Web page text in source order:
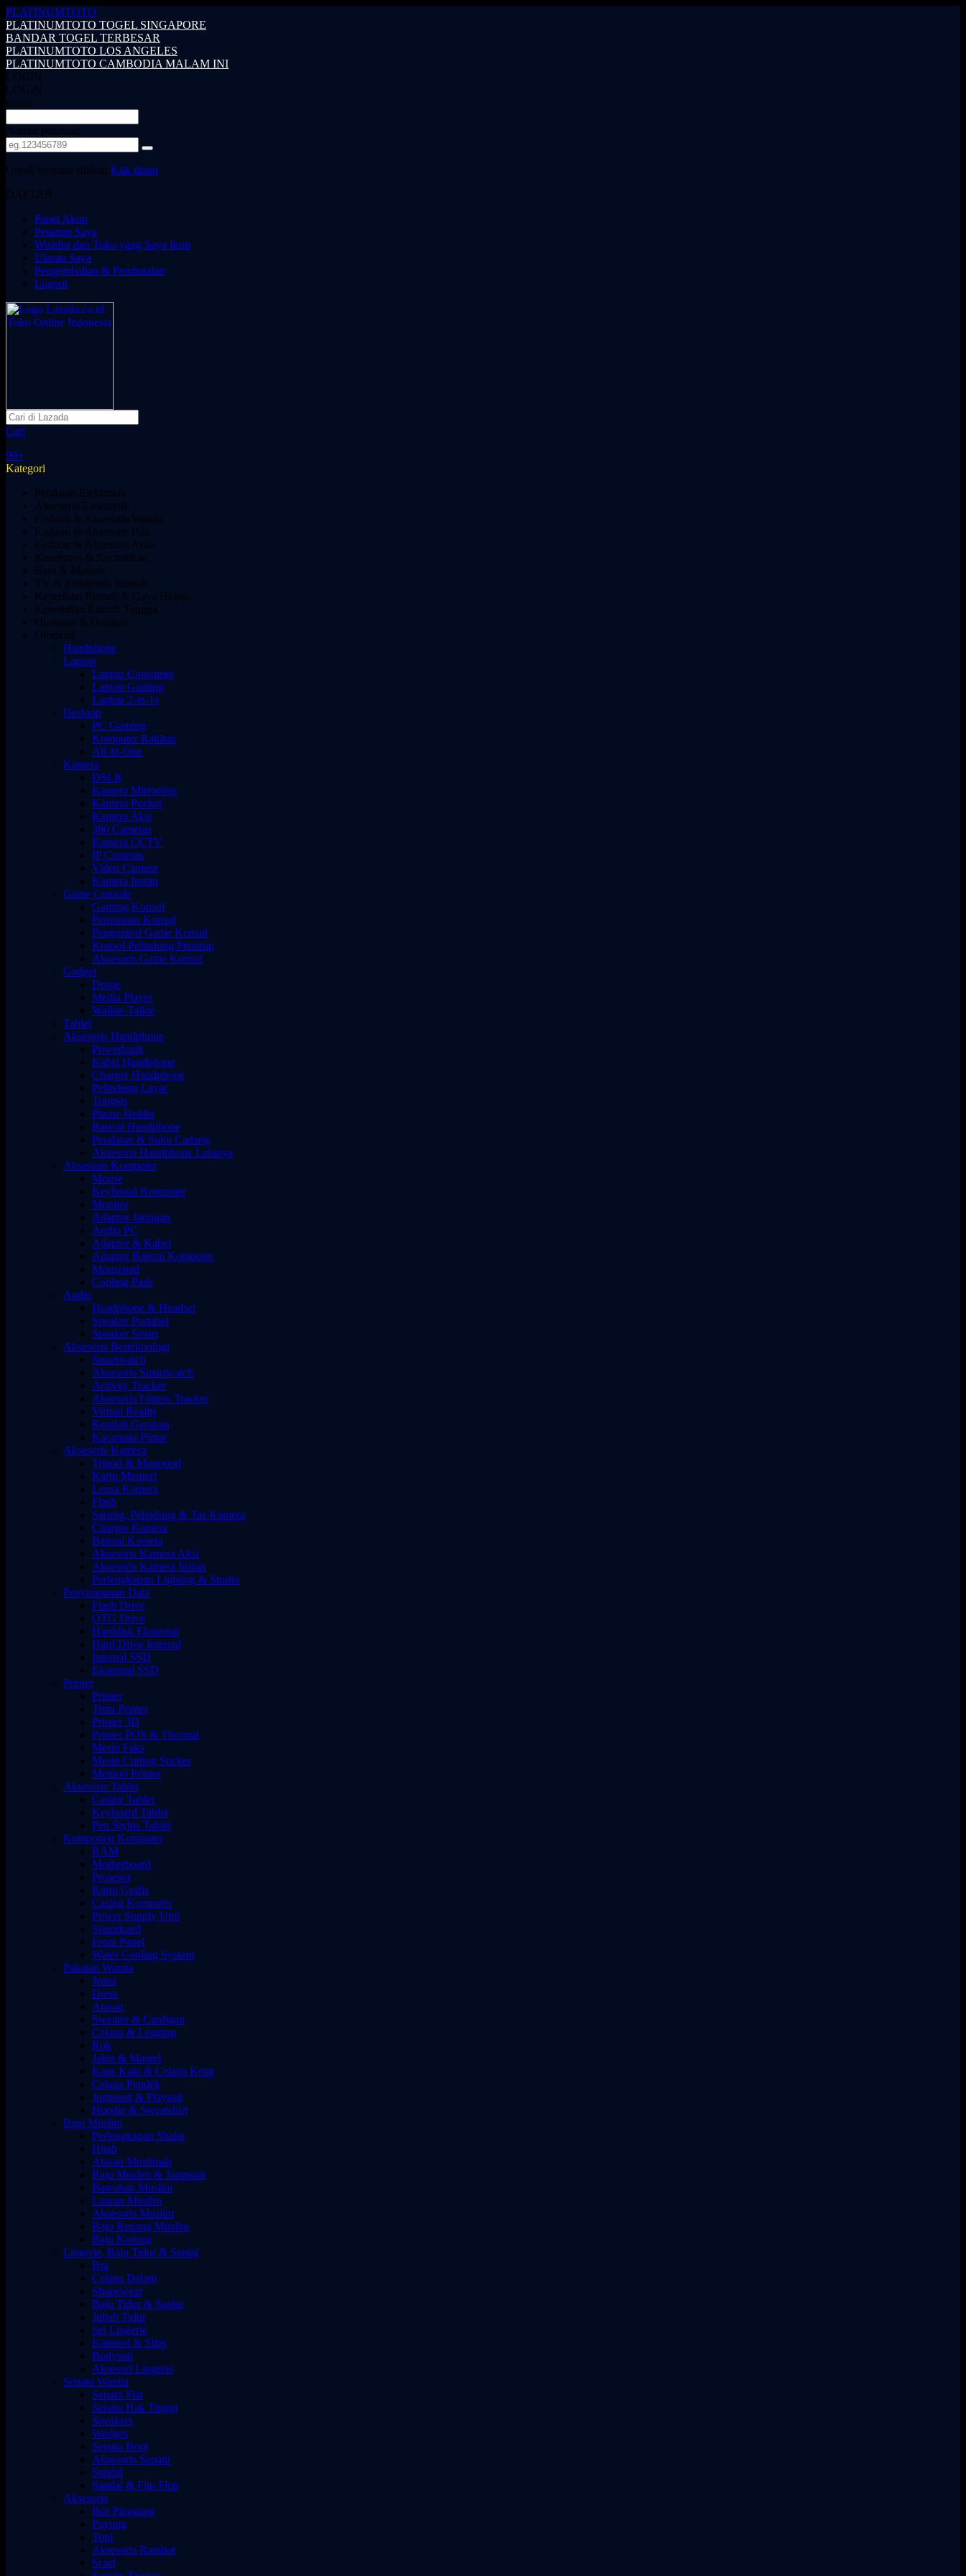
PLATINUMTOTO
PLATINUMTOTO TOGEL SINGAPORE
BANDAR TOGEL TERBESAR
PLATINUMTOTO LOS ANGELES
PLATINUMTOTO CAMBODIA MALAM INI
LOGIN
LOGIN
Email:
Nomor pesanan:
Untuk bantuan silakan,Klik disini
DAFTAR
Panel Akun
Pesanan Saya
Wishlist dan Toko yang Saya Ikuti
Ulasan Saya
Pengembalian & Pembatalan
Logout
Cari
99+
Kategori
Peralatan Elektronik
Aksesoris Elektronik
Fashion & Aksesoris Wanita
Fashion & Aksesoris Pria
Fashion & Aksesoris Anak
Kesehatan & Kecantikan
Bayi & Mainan
TV & Elektronik Rumah
Keperluan Rumah & Gaya Hidup
Kebutuhan Rumah Tangga
Olahraga & Outdoor
Otomotif
Handphone
Laptop
Laptop Consumer
Laptop Gaming
Laptop 2-in-1s
Desktop
PC Gaming
Komputer Rakitan
All-In-One
Kamera
DSLR
Kamera Mirrorless
Kamera Pocket
Kamera Aksi
360 Cameras
Kamera CCTV
IP Cameras
Video Camera
Kamera Instan
Game Console
Gaming Konsol
Permainan Konsol
Pengontrol Game Konsol
Konsol Pelindung Penutup
Aksesoris Game Konsol
Gadget
Drone
Media Player
Walkie-Talkie
Tablet
Aksesoris Handphone
Powerbank
Kabel Handphone
Charger Handphone
Pelindung Layar
Tongsis
Phone Holder
Baterai Handphone
Peralatan & Suku Cadang
Aksesoris Handphone Lainnya
Aksesoris Komputer
Mouse
Keyboard Komputer
Monitor
Adaptor Jaringan
Audio PC
Adaptor & Kabel
Adaptor Baterai Komputer
Mousepad
Cooling Pads
Audio
Headphone & Headset
Speaker Portabel
Speaker Smart
Aksesoris Berteknologi
Smartwatch
Aksesoris Smartwatch
Activity Tracker
Aksesoris Fitness Tracker
Virtual Reality
Kendali Gerakan
Kacamata Pintar
Aksesoris Kamera
Tripod & Monopod
Kartu Memori
Lensa Kamera
Flash
Sarung, Pelindung & Tas Kamera
Charger Kamera
Baterai Kamera
Aksesoris Kamera Aksi
Aksesoris Kamera Instan
Perlengkapan Lighting & Studio
Penyimpanan Data
Flash Drive
OTG Drive
Harddisk Eksternal
Hard Drive Internal
Internal SSD
Eksternal SSD
Printer
Printer
Tinta Printer
Printer 3D
Printer POS & Thermal
Mesin Faks
Mesin Cutting Sticker
Memori Printer
Aksesoris Tablet
Casing Tablet
Keyboard Tablet
Pen Stylus Tablet
Komponen Komputer
RAM
Motherboard
Prosesor
Kartu Grafis
Casing Komputer
Power Supply Unit
Soundcard
Front Panel
Water Cooling System
Pakaian Wanita
Jeans
Dress
Atasan
Sweater & Cardigan
Celana & Legging
Rok
Jaket & Mantel
Kaus Kaki & Celana Ketat
Celana Pendek
Jumpsuit & Playsuit
Hoodie & Sweatshirt
Baju Muslim
Perlengkapan Shalat
Hijab
Atasan Muslimah
Baju Muslim & Jumpsuit
Bawahan Muslim
Luaran Muslim
Aksesoris Muslim
Baju Renang Muslim
Baju Kurung
Lingerie, Baju Tidur & Santai
Bra
Celana Dalam
Shapewear
Baju Tidur & Santai
Jubah Tidur
Set Lingerie
Kamisol & Slips
Bodysuit
Aksesori Lingerie
Sepatu Wanita
Sepatu Flat
Sepatu Hak Tinggi
Sneakers
Wedges
Sepatu Boot
Aksesoris Sepatu
Sandal
Sandal & Flip Flop
Aksesoris
Ikat Pinggang
Payung
Topi
Aksesoris Rambut
Scarf